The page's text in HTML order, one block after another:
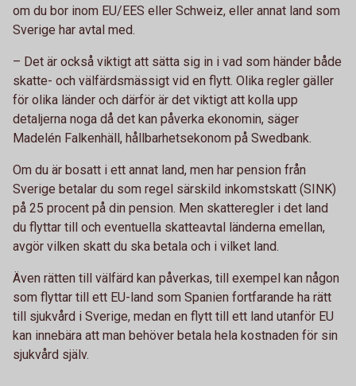
om du bor inom EU/EES eller Schweiz, eller annat land som
Sverige har avtal med.
– Det är också viktigt att sätta sig in i vad som händer både
skatte- och välfärdsmässigt vid en flytt. Olika regler gäller
för olika länder och därför är det viktigt att kolla upp
detaljerna noga då det kan påverka ekonomin, säger
Madelén Falkenhäll, hållbarhetsekonom på Swedbank.
Om du är bosatt i ett annat land, men har pension från
Sverige betalar du som regel särskild inkomstskatt (SINK)
på 25 procent på din pension. Men skatteregler i det land
du flyttar till och eventuella skatteavtal länderna emellan,
avgör vilken skatt du ska betala och i vilket land.
Även rätten till välfärd kan påverkas, till exempel kan någon
som flyttar till ett EU-land som Spanien fortfarande ha rätt
till sjukvård i Sverige, medan en flytt till ett land utanför EU
kan innebära att man behöver betala hela kostnaden för sin
sjukvård själv.